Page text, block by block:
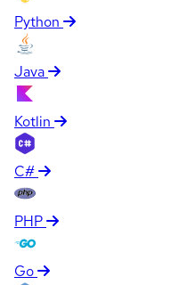
Python
Java
Kotlin
C#
PHP
Go